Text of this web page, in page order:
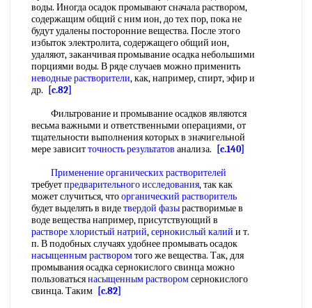
воды. Иногда осадок промывают сначала раствором,
содержащим общий с ним ион, до тех пор, пока не
будут удалены посторонние вещества. После этого
избыток электролита, содержащего общий ион,
удаляют, заканчивая промывание осадка небольшими
порциями воды. В ряде случаев можно применить
неводные растворители, как, например, спирт, эфир и
др.
[c.82]
Фильтрование и промывание осадков являются
весьма важными и ответственными операциями, от
тщательности выполнения которых в значигельной
мере зависитточность результатов анализа.
[c.140]
Применение органических растворителей
требуетпредварительного исследования, так как
может случиться, чтоорганический растворитель
будет выделять в видетвердой фазырастворимые в
воде вещества например, присутствующий в
растворе хлористый натрий,сернокислый калий и т.
п. В подобных случаях удобнее промывать осадок
насыщенным растворомтого же вещества. Так, для
промывания осадка сернокислого свинца можно
пользоватьсянасыщенным растворомсернокислого
свинца. Таким [c.82]